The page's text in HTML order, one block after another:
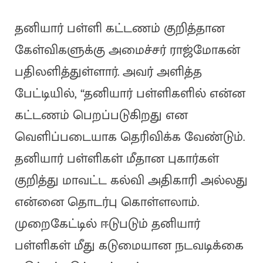
தனியார் பள்ளி கட்டணம் குறித்தான
கேள்விகளுக்கு அமைச்சர் ராஜ்மோகன்
பதிலளித்துள்ளார். அவர் அளித்த
பேட்டியில், “தனியார் பள்ளிகளில் என்ன
கட்டணம் பெறப்படுகிறது என
வெளிப்படையாக தெரிவிக்க வேண்டும்.
தனியார் பள்ளிகள் மீதான புகார்கள்
குறித்து மாவட்ட கல்வி அதிகாரி அல்லது
என்னை தொடர்பு கொள்ளலாம்.
முறைகேட்டில் ஈடுபடும் தனியார்
பள்ளிகள் மீது கடுமையான நடவடிக்கை